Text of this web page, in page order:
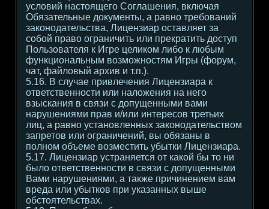
условий настоящего Соглашения, включая
Обязательные документы, а равно требований
законодательства, Лицензиар оставляет за
собой право ограничить или прекратить доступ
Пользователя к Игре целиком либо к любым
функциональным возможностям Игры (форум,
чат, файловый архив и т.п.).
5.16. В случае привлечения Лицензиара к
ответственности или наложения на него
взыскания в связи с допущенными вами
нарушениями прав и/или интересов третьих
лиц, а равно установленных законодательством
запретов или ограничений, вы обязаны в
полном объеме возместить убытки Лицензиара.
5.17. Лицензиар устраняется от какой бы то ни
было ответственности в связи с допущенными
Вами нарушениями, а также причинением вам
вреда или убытков при указанных выше
обстоятельствах.